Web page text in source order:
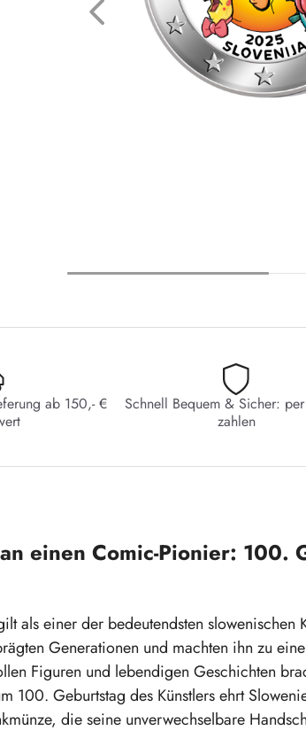
ab 150,- €
Schnell Bequem & Sicher:
zahlen
einen Comic-Pionier: 100.
als einer der bedeutendsten slowenischen
Generationen und machten ihn zu
Figuren und lebendigen Geschichten
100. Geburtstag des Künstlers ehrt
die seine unverwechselbare